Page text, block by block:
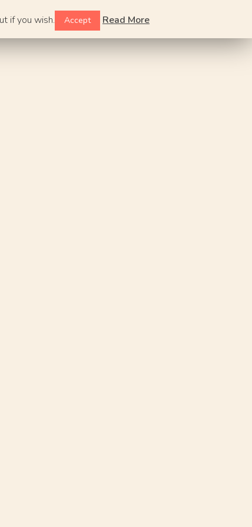
if you wish. Accept Read More